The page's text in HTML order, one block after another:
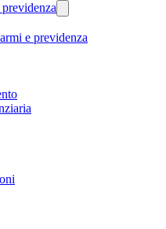
e previdenza